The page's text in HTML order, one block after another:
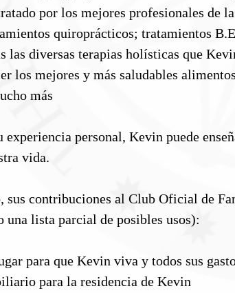
por los mejores profesionales de
quiroprácticos; tratamientos
las diversas terapias holísticas que
los mejores y más saludables
más
experiencia personal, Kevin puede
vida.
sus contribuciones al Club Oficial de
una lista parcial de posibles usos):
para que Kevin viva y todos sus
para la residencia de Kevin